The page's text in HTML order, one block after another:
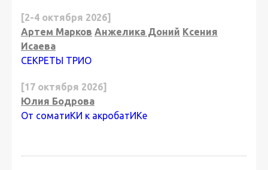
[2-4 октября 2026]
Артем Марков Анжелика Доний Ксения
Исаева
СЕКРЕТЫ ТРИО
[17 октября 2026]
Юлия Бодрова
От соматиКИ к акробатИКе